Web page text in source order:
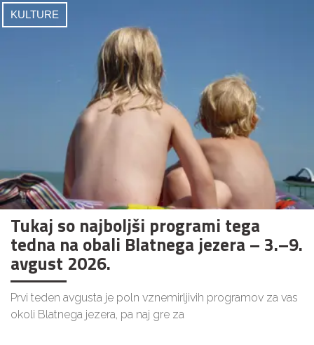
KULTURE
Tukaj so najboljši programi tega
tedna na obali Blatnega jezera – 3.–9.
avgust 2026.
Prvi teden avgusta je poln vznemirljivih programov za vas
okoli Blatnega jezera, pa naj gre za